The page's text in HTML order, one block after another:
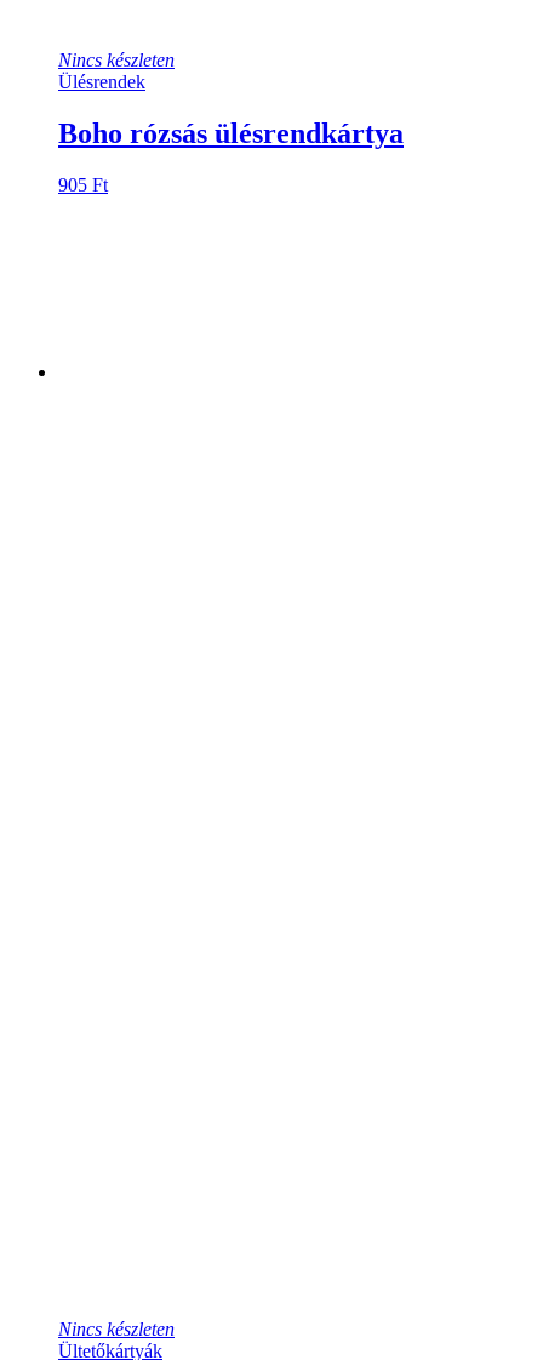
Nincs készleten
Ülésrendek
Boho rózsás ülésrendkártya
905 Ft
Nincs készleten
Ültetőkártyák